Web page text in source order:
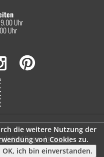
die weitere Nutzung der
von Cookies zu.
OK, ich bin einverstanden.
Uhr
Uhr
Impressum